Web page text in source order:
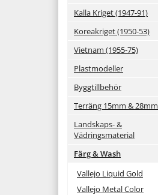
Kalla Kriget (1947-91)
Koreakriget (1950-53)
Vietnam (1955-75)
Plastmodeller
Byggtillbehör
Terräng 15mm & 28mm
Landskaps- &
Vädringsmaterial
Färg & Wash
Vallejo Liquid Gold
Vallejo Metal Color